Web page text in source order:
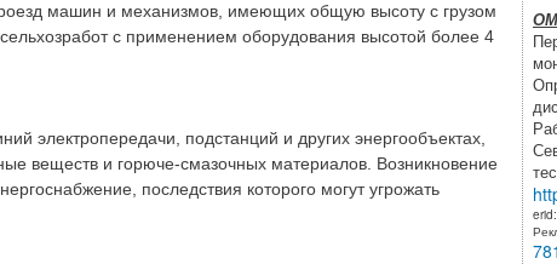
машин и механизмов, имеющих общую высоту с грузом
с применением оборудования высотой более 4
электропередачи, подстанций и других энергообъектах,
веществ и горюче-смазочных материалов. Возникновение
последствия которого могут угрожать